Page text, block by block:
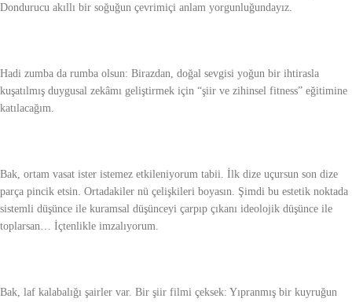
Dondurucu akıllı bir soğuğun çevrimiçi anlam yorgunluğundayız.
Hadi zumba da rumba olsun: Birazdan, doğal sevgisi yoğun bir ihtirasla
kuşatılmış duygusal zekâmı geliştirmek için “şiir ve zihinsel fitness” eğitimine
katılacağım.
Bak, ortam vasat ister istemez etkileniyorum tabii. İlk dize uçursun son dize
parça pincik etsin. Ortadakiler nü çelişkileri boyasın. Şimdi bu estetik noktada
sistemli düşünce ile kuramsal düşünceyi çarpıp çıkanı ideolojik düşünce ile
toplarsan… İçtenlikle imzalıyorum.
Bak, laf kalabalığı şairler var. Bir şiir filmi çeksek: Yıpranmış bir kuyruğun